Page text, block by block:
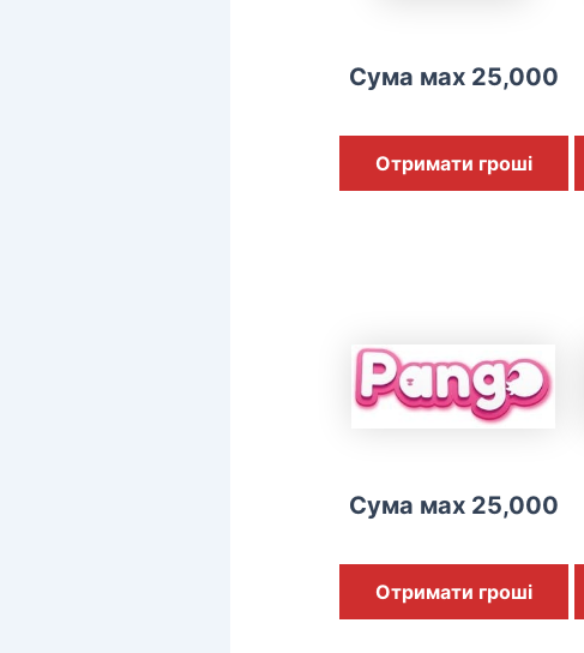
Сума мах 25,000
Отримати гроші
Сума мах 25,000
Отримати гроші